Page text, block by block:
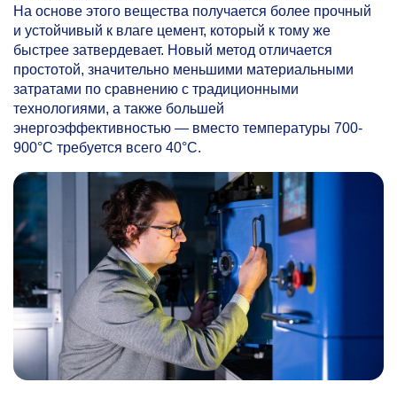
На основе этого вещества получается более прочный
и устойчивый к влаге цемент, который к тому же
быстрее затвердевает. Новый метод отличается
простотой, значительно меньшими материальными
затратами по сравнению с традиционными
технологиями, а также большей
энергоэффективностью — вместо температуры 700-
900°C требуется всего 40°C.